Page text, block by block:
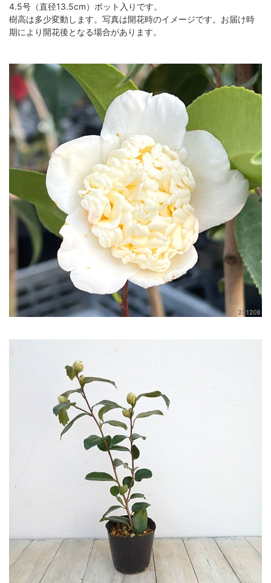
4.5号（直径13.5cm）ポット入りです。
樹高は多少変動します。写真は開花時のイメージです。お届け時
期により開花後となる場合があります。